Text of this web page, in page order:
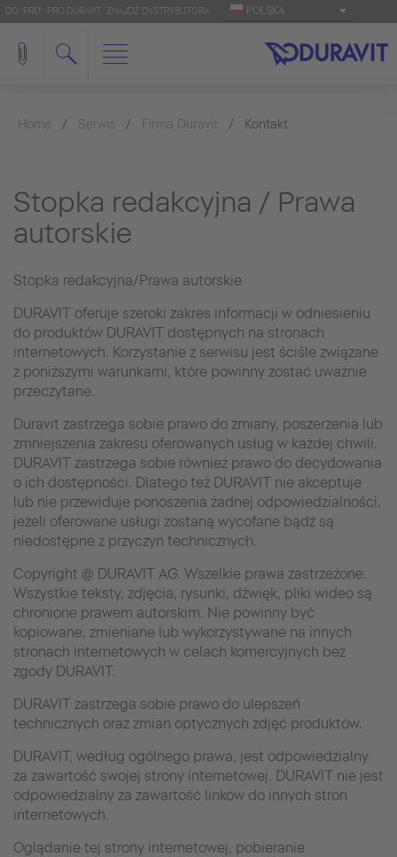
DO 'PRO': PRO.DURAVIT ZNAJDŹ DYSTRYBUTORA POLSKA
Home Serwis Firma Duravit Kontakt
Stopka redakcyjna / Prawa
autorskie
Stopka redakcyjna/Prawa autorskie
DURAVIT oferuje szeroki zakres informacji w odniesieniu
do produktów DURAVIT dostępnych na stronach
internetowych. Korzystanie z serwisu jest ściśle związane
z poniższymi warunkami, które powinny zostać uważnie
przeczytane.
Duravit zastrzega sobie prawo do zmiany, poszerzenia lub
zmniejszenia zakresu oferowanych usług w każdej chwili.
DURAVIT zastrzega sobie również prawo do decydowania
o ich dostępności. Dlatego też DURAVIT nie akceptuje
lub nie przewiduje ponoszenia żadnej odpowiedzialności,
jeżeli oferowane usługi zostaną wycofane bądź są
niedostępne z przyczyn technicznych.
Copyright @ DURAVIT AG. Wszelkie prawa zastrzeżone.
Wszystkie teksty, zdjęcia, rysunki, dźwięk, pliki wideo są
chronione prawem autorskim. Nie powinny być
kopiowane, zmieniane lub wykorzystywane na innych
stronach internetowych w celach komercyjnych bez
zgody DURAVIT.
DURAVIT zastrzega sobie prawo do ulepszeń
technicznych oraz zmian optycznych zdjęć produktów.
DURAVIT, według ogólnego prawa, jest odpowiedzialny
za zawartość swojej strony internetowej. DURAVIT nie jest
odpowiedzialny za zawartość linków do innych stron
internetowych.
Oglądanie tej strony internetowej, pobieranie